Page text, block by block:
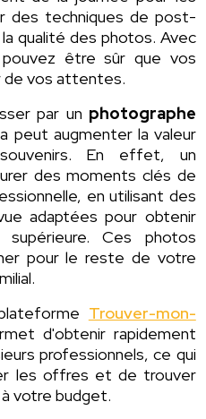
des techniques de post-
qualité des photos. Avec
être sûr que vos
de vos attentes.
par un photographe
peut augmenter la valeur
En effet, un
des moments clés de
en utilisant des
adaptées pour obtenir
Ces photos
pour le reste de votre
Trouver-mon-
d'obtenir rapidement
professionnels, ce qui
les offres et de trouver
votre budget.